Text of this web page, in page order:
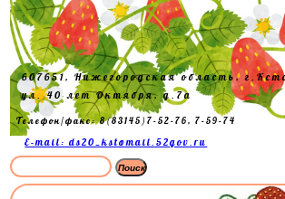
607651, Нижегородская область,
ул. 40 лет Октября, д.7а
Телефон/факс: 8(83145)7-52-76, 7-59-74
E-mail: ds20_kst@mail.52gov.ru